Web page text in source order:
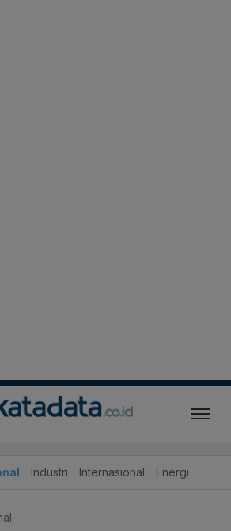
Industri Internasional Energi